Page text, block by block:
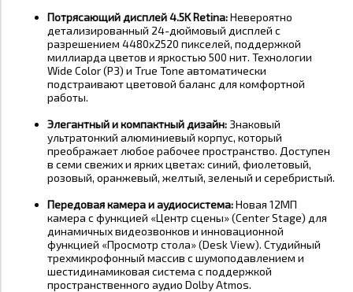
Потрясающий дисплей 4.5K Retina:Невероятно
детализированный 24-дюймовый дисплей с
разрешением 4480x2520 пикселей, поддержкой
миллиарда цветов и яркостью 500 нит. Технологии
Wide Color (P3) и True Tone автоматически
подстраивают цветовой баланс для комфортной
работы.
Элегантный и компактный дизайн: Знаковый
ультратонкий алюминиевый корпус, который
преображает любое рабочее пространство. Доступен
в семи свежих и ярких цветах: синий, фиолетовый,
розовый, оранжевый, желтый, зеленый и серебристый.
Передовая камера и аудиосистема:Новая 12МП
камера с функцией «Центр сцены» (Center Stage) для
динамичных видеозвонков и инновационной
функцией «Просмотр стола» (Desk View). Студийный
трехмикрофонный массив с шумоподавлением и
шестидинамиковая система с поддержкой
пространственного аудио Dolby Atmos.